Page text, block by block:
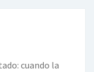
cuando la